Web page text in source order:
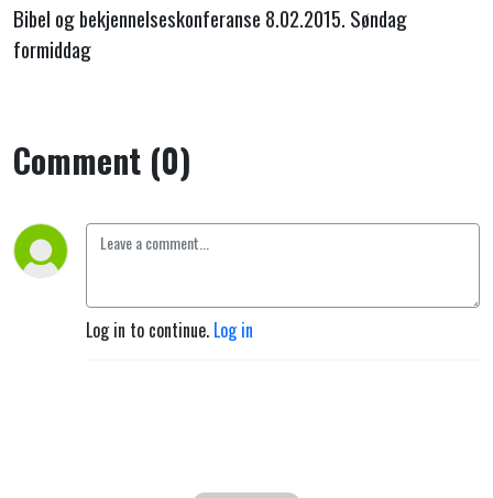
Bibel og bekjennelseskonferanse 8.02.2015. Søndag
formiddag
Comment (0)
Log in to continue. Log in